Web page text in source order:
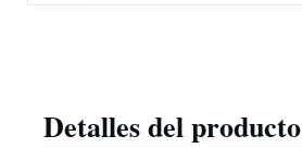
Detalles del producto